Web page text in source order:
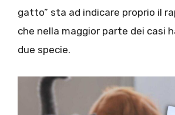
gatto” sta ad indicare proprio il
che nella maggior parte dei casi
due specie.